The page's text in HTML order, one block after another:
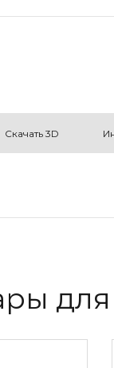
Cкачать 3D